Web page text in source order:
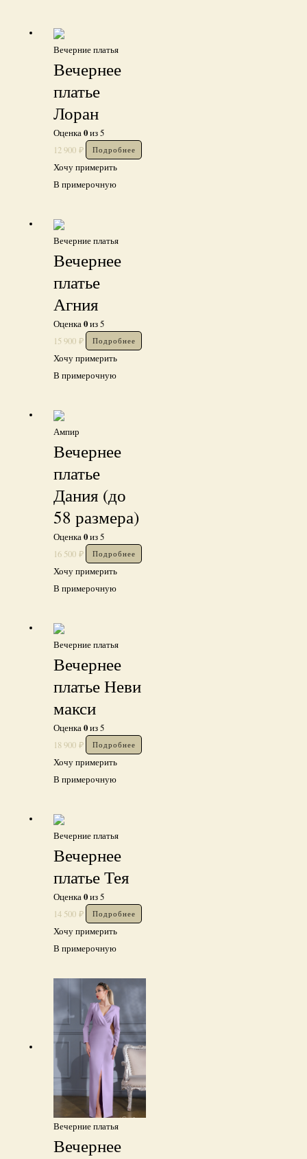
Вечерние платья
Вечернее
платье
Лоран
Оценка0из 5
12 900₽ Подробнее
Хочу примерить
В примерочную
Вечерние платья
Вечернее
платье
Агния
Оценка0из 5
15 900₽ Подробнее
Хочу примерить
В примерочную
Ампир
Вечернее
платье
Дания (до
58 размера)
Оценка0из 5
16 500₽ Подробнее
Хочу примерить
В примерочную
Вечерние платья
Вечернее
платье Неви
макси
Оценка0из 5
18 900₽ Подробнее
Хочу примерить
В примерочную
Вечерние платья
Вечернее
платье Тея
Оценка0из 5
14 500₽ Подробнее
Хочу примерить
В примерочную
Вечерние платья
Вечернее